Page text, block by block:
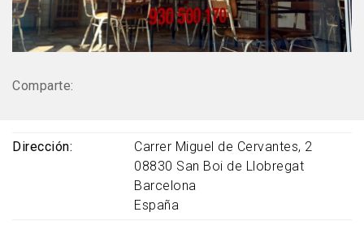
Comparte:
Dirección
Carrer Miguel de Cervantes, 2
08830 San Boi de Llobregat
Barcelona
España